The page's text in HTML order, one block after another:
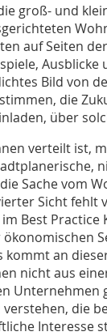
groß- und
auf Seiten
Bild von
die
über
verteilt ist,
Sache vom
Sicht fehlt
Best Practice
an
nicht aus
Unternehmen
die
Interesse